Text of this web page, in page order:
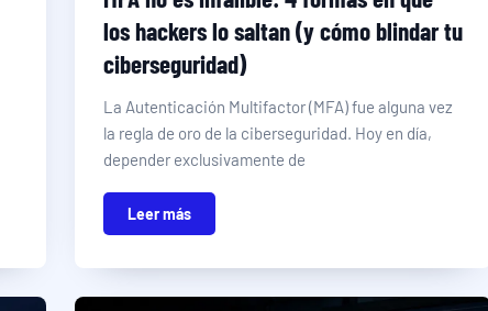
los hackers lo saltan (y cómo blindar tu
ciberseguridad)
La Autenticación Multifactor (MFA) fue alguna vez
la regla de oro de la ciberseguridad. Hoy en día,
depender exclusivamente de
Leer más